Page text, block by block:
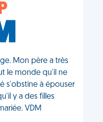
Mon père a très
le monde qu'il ne
s'obstine à épouser
y a des filles
VDM